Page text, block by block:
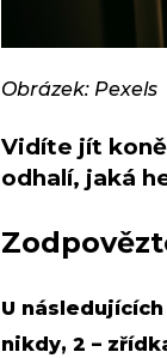
Obrázek: Pexels
Vidíte jít
odhalí, jaká
U
nikdy, 2 –